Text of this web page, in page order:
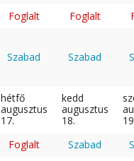
Foglalt Foglalt
Szabad Szabad
hétfő
augusztus
17.
kedd
augusztus
18.
Foglalt Szabad